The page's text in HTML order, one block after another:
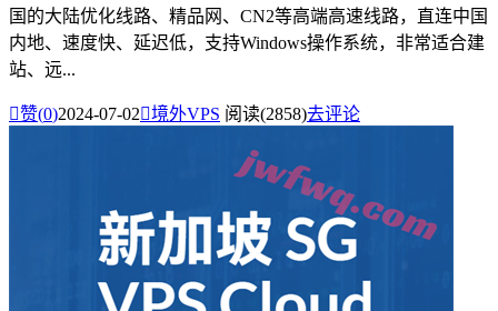
国的大陆优化线路、精品网、CN2等高端高速线路，直连中国
内地、速度快、延迟低，支持Windows操作系统，非常适合建
站、远...
赞(0)2024-07-02境外VPS 阅读(2858)去评论